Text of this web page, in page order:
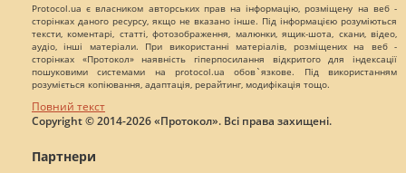
Protocol.ua є власником авторських прав на інформацію, розміщену на веб -
сторінках даного ресурсу, якщо не вказано інше. Під інформацією розуміються
тексти, коментарі, статті, фотозображення, малюнки, ящик-шота, скани, відео,
аудіо, інші матеріали. При використанні матеріалів, розміщених на веб -
сторінках «Протокол» наявність гіперпосилання відкритого для індексації
пошуковими системами на protocol.ua обов`язкове. Під використанням
розуміється копіювання, адаптація, рерайтинг, модифікація тощо.
Повний текст
Copyright © 2014-2026 «Протокол». Всі права захищені.
Партнери